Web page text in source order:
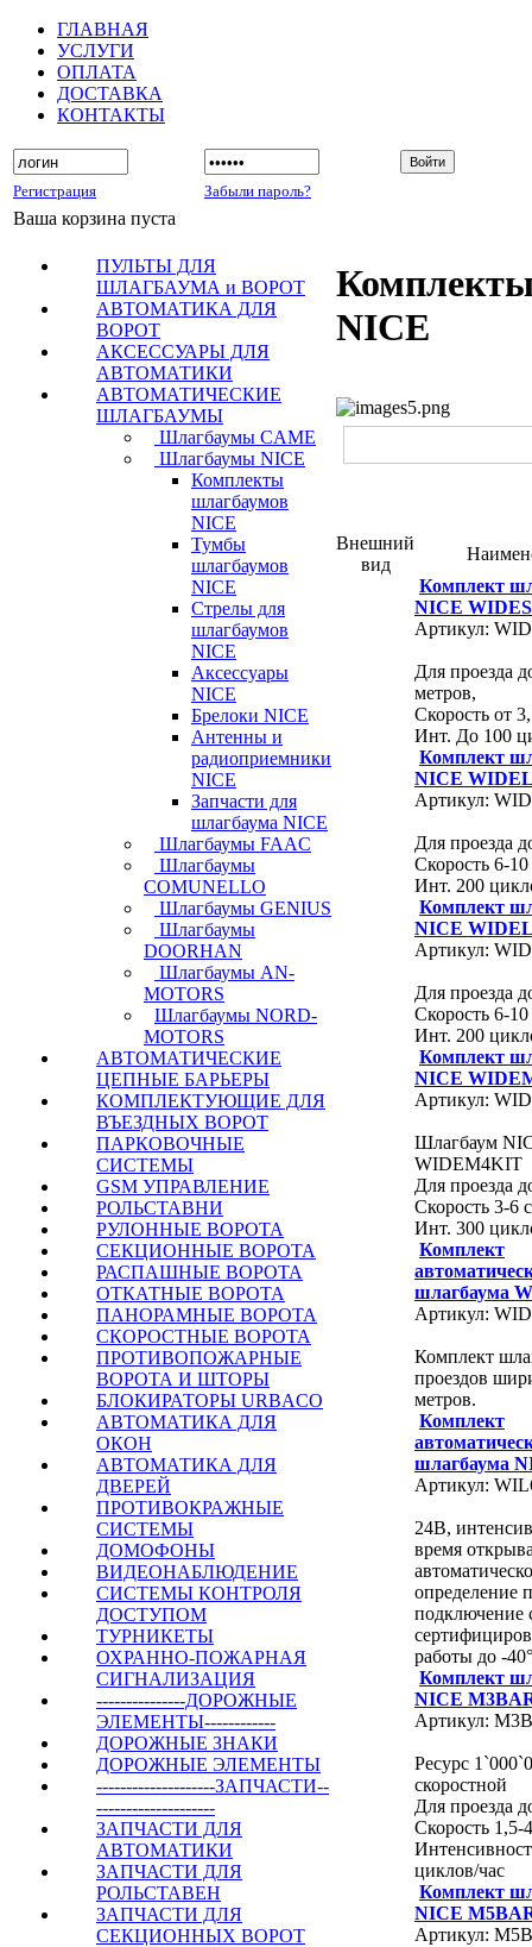
ГЛАВНАЯ
УСЛУГИ
ОПЛАТА
ДОСТАВКА
КОНТАКТЫ
Регистрация Забыли пароль?
Ваша корзина пуста
ПУЛЬТЫ ДЛЯ
ШЛАГБАУМА и ВОРОТ
АВТОМАТИКА ДЛЯ
ВОРОТ
АКСЕССУАРЫ ДЛЯ
АВТОМАТИКИ
АВТОМАТИЧЕСКИЕ
ШЛАГБАУМЫ
Шлагбаумы CAME
Шлагбаумы NICE
Комплекты
шлагбаумов
NICE
Тумбы
шлагбаумов
NICE
Стрелы для
шлагбаумов
NICE
Аксессуары
NICE
Брелоки NICE
Антенны и
радиоприемники
NICE
Запчасти для
шлагбаума NICE
Шлагбаумы FAAC
Шлагбаумы
COMUNELLO
Шлагбаумы GENIUS
Шлагбаумы
DOORHAN
Шлагбаумы AN-
MOTORS
Шлагбаумы NORD-
MOTORS
АВТОМАТИЧЕСКИЕ
ЦЕПНЫЕ БАРЬЕРЫ
КОМПЛЕКТУЮЩИЕ ДЛЯ
ВЪЕЗДНЫХ ВОРОТ
ПАРКОВОЧНЫЕ
СИСТЕМЫ
GSM УПРАВЛЕНИЕ
РОЛЬСТАВНИ
РУЛОННЫЕ ВОРОТА
СЕКЦИОННЫЕ ВОРОТА
РАСПАШНЫЕ ВОРОТА
ОТКАТНЫЕ ВОРОТА
ПАНОРАМНЫЕ ВОРОТА
СКОРОСТНЫЕ ВОРОТА
ПРОТИВОПОЖАРНЫЕ
ВОРОТА И ШТОРЫ
БЛОКИРАТОРЫ URBACO
АВТОМАТИКА ДЛЯ
ОКОН
АВТОМАТИКА ДЛЯ
ДВЕРЕЙ
ПРОТИВОКРАЖНЫЕ
СИСТЕМЫ
ДОМОФОНЫ
ВИДЕОНАБЛЮДЕНИЕ
СИСТЕМЫ КОНТРОЛЯ
ДОСТУПОМ
ТУРНИКЕТЫ
ОХРАННО-ПОЖАРНАЯ
СИГНАЛИЗАЦИЯ
---------------ДОРОЖНЫЕ
ЭЛЕМЕНТЫ------------
ДОРОЖНЫЕ ЗНАКИ
ДОРОЖНЫЕ ЭЛЕМЕНТЫ
--------------------ЗАПЧАСТИ--
--------------------
ЗАПЧАСТИ ДЛЯ
АВТОМАТИКИ
ЗАПЧАСТИ ДЛЯ
РОЛЬСТАВЕН
ЗАПЧАСТИ ДЛЯ
СЕКЦИОННЫХ ВОРОТ
NICE
Внешний
вид
Комплект
NICE
Артикул:
Для проезда
метров,
Скорость от
Инт. До 100
Комплект
NICE
Артикул:
Для проезда
Скорость 6-10
Инт. 200
Комплект
NICE
Артикул:
Для проезда
Скорость 6-10
Инт. 200
Комплект
NICE
Артикул:
Шлагбаум
WIDEM4KIT
Для проезда
Скорость 3-6
Инт. 300
Комплект
шлагбаума
Артикул:
Комплект
проездов
метров.
Комплект
шлагбаума
Артикул:
24В,
время
определение
подключение
работы до -
Комплект
NICE
Артикул:
Ресурс
скоростной
Для проезда
Скорость 1,5-
циклов/час
Комплект
NICE
Артикул: